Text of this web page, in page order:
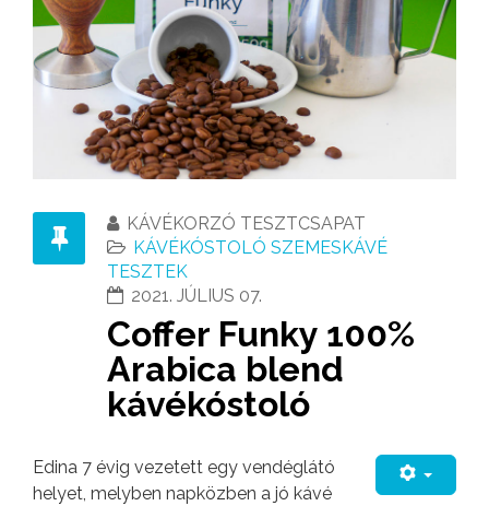
KÁVÉKORZÓ TESZTCSAPAT
KÁVÉKÓSTOLÓ SZEMESKÁVÉ
TESZTEK
2021. JÚLIUS 07.
Coffer Funky 100%
Arabica blend
kávékóstoló
Edina 7 évig vezetett egy vendéglátó
helyet, melyben napközben a jó kávé